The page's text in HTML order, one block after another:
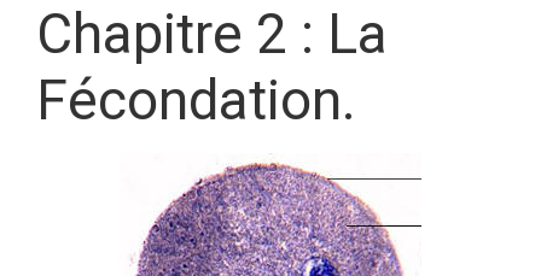
Chapitre 2 : La
Fécondation.